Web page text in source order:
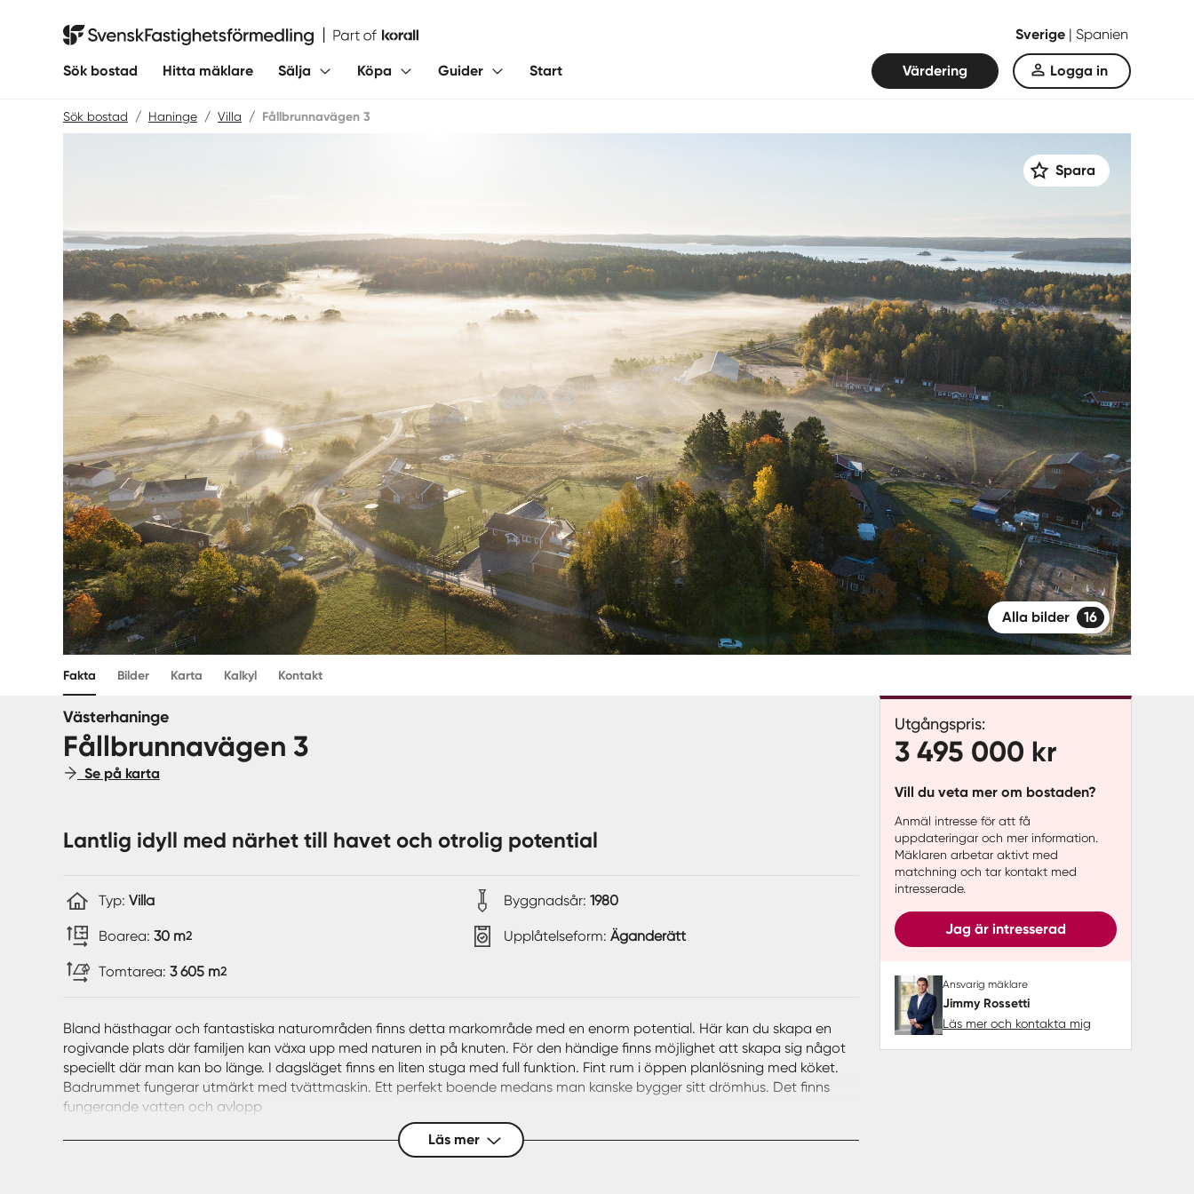
Svensk Fastighetsförmedling Sverige | Spanien
Sök bostad Hitta mäklare Sälja Köpa Guider Start Värdering Logga in
Sök bostad / Haninge / Villa / Fållbrunnavägen 3
Spara
Alla bilder 16
Utgångspris:
3 495 000 kr
Vill du veta mer om bostaden?
Anmäl intresse för att få
uppdateringar och mer information.
Mäklaren arbetar aktivt med
matchning och tar kontakt med
intresserade.
Jag är intresserad
Ansvarig mäklare
Jimmy Rossetti
Läs mer och kontakta mig
Fakta Bilder Karta Kalkyl Kontakt
Västerhaninge
Fållbrunnavägen 3
Se på karta
Lantlig idyll med närhet till havet och otrolig potential
Typ: Villa
Boarea: 30 m2
Tomtarea: 3 605 m2
Byggnadsår: 1980
Upplåtelseform: Äganderätt
Bland hästhagar och fantastiska naturområden finns detta markområde med en enorm potential. Här kan du skapa en
rogivande plats där familjen kan växa upp med naturen in på knuten. För den händige finns möjlighet att skapa sig något
speciellt där man kan bo länge. I dagsläget finns en liten stuga med full funktion. Fint rum i öppen planlösning med köket.
Badrummet fungerar utmärkt med tvättmaskin. Ett perfekt boende medans man kanske bygger sitt drömhus. Det finns
fungerande vatten och avlopp
Färdigt projekt är framtaget med väl tilltagen villa på 226kvm och komplementsbyggnad 119kvm. Se bifogade dokument
Läs mer